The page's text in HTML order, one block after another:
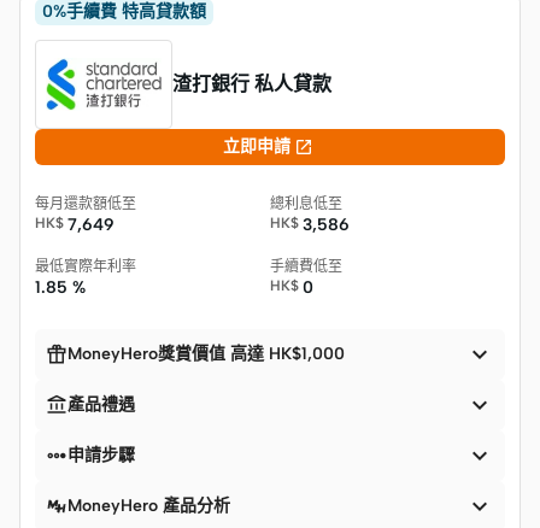
0%手續費 特高貸款額
渣打銀行 私人貸款
立即申請 
每月還款額低至
HK$ 7,649
總利息低至
HK$ 3,586
最低實際年利率
1.85 %
手續費低至
HK$ 0
MoneyHero獎賞價值 高達 HK$1,000 
產品禮遇 
申請步驟 
MoneyHero 產品分析 